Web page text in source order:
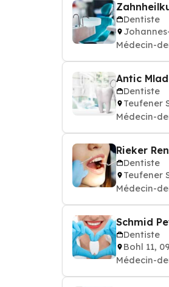
Dentiste
Médecin-
Antic
Dentiste
Teufener
Médecin-
Rieker
Dentiste
Teufener
Médecin-
Schmid
Dentiste
Bohl 11,
Médecin-